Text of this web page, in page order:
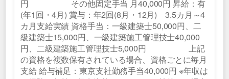
円 その他固定手当 月40,000円 昇給：有
(年1回・4月) 賞与：年2回(8月・12月) 3.5カ月～4
カ月支給実績 資格手当：一級建築士50,000円、二
級建築士15,000円、一級建築施工管理技士40,000
円、二級建築施工管理技士5,000円 上記
の資格を複数保有されている場合、資格ごとに毎月
支給 給与補足：東京支社勤務手当40,000円 ※年収は